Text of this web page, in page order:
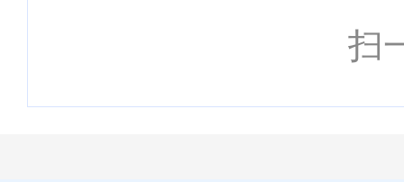
扫